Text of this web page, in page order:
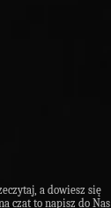
a dowiesz się
czat to napisz do Nas